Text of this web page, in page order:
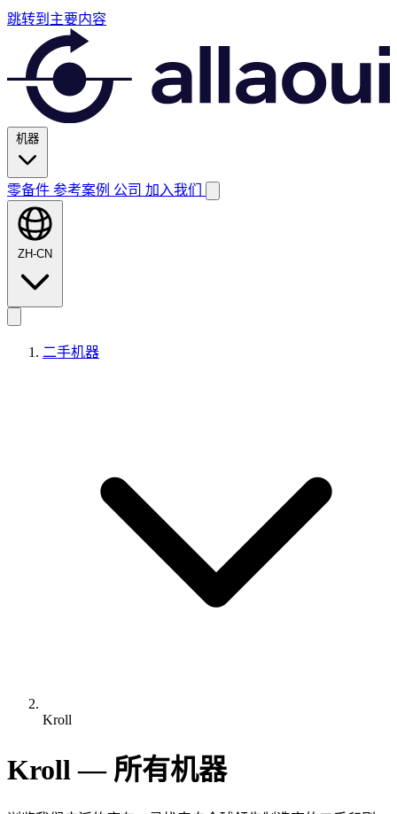
跳转到主要内容
机器
零备件 参考案例 公司 加入我们
ZH-CN
二手机器
Kroll
Kroll — 所有机器